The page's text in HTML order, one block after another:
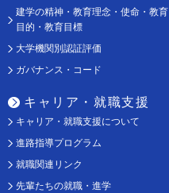
建学の精神・教育理念・使命・教育
目的・教育目標
大学機関別認証評価
ガバナンス・コード
キャリア・就職支援
キャリア・就職支援について
進路指導プログラム
就職関連リンク
先輩たちの就職・進学